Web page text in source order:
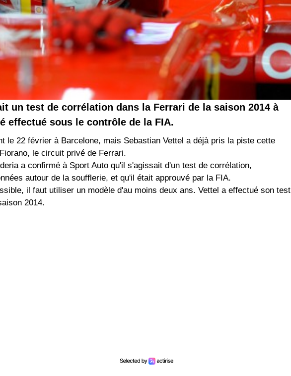
un test de corrélation dans la Ferrari de la saison 2014 à
effectué sous le contrôle de la FIA.
le 22 février à Barcelone, mais Sebastian Vettel a déjà pris la piste cette
le circuit privé de Ferrari.
a confirmé à Sport Auto qu'il s'agissait d'un test de corrélation,
autour de la soufflerie, et qu'il était approuvé par la FIA.
il faut utiliser un modèle d'au moins deux ans. Vettel a effectué son test
2014.